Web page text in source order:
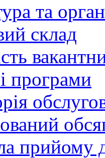
та
склад
програми
прийому